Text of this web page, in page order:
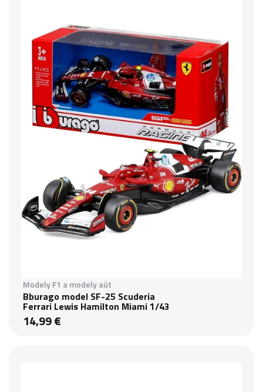
Modely F1 a modely aút
Bburago model SF-25 Scuderia
Ferrari Lewis Hamilton Miami 1/43
14,99 €